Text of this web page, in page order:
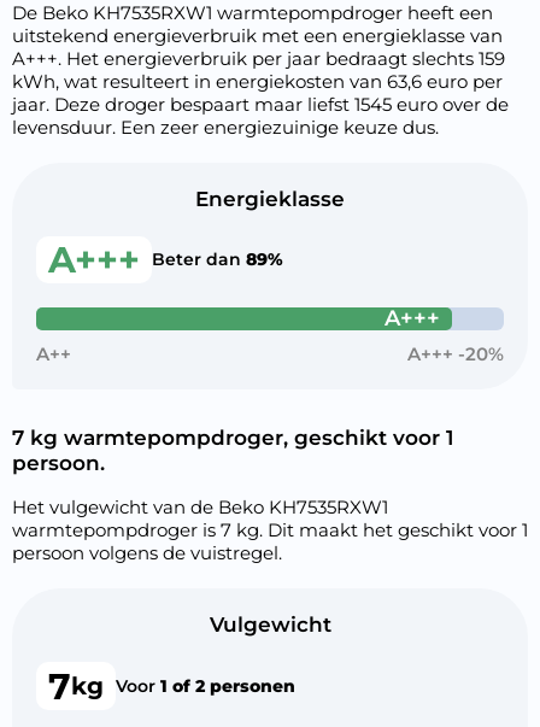
De Beko KH7535RXW1 warmtepompdroger heeft een
uitstekend energieverbruik met een energieklasse van
A+++. Het energieverbruik per jaar bedraagt slechts 159
kWh, wat resulteert in energiekosten van 63,6 euro per
jaar. Deze droger bespaart maar liefst 1545 euro over de
levensduur. Een zeer energiezuinige keuze dus.
Energieklasse
A+++ Beter dan 89%
A+++
A++ A+++ -20%
7 kg warmtepompdroger, geschikt voor 1
persoon.
Het vulgewicht van de Beko KH7535RXW1
warmtepompdroger is 7 kg. Dit maakt het geschikt voor 1
persoon volgens de vuistregel.
Vulgewicht
7kg Voor 1 of 2 personen